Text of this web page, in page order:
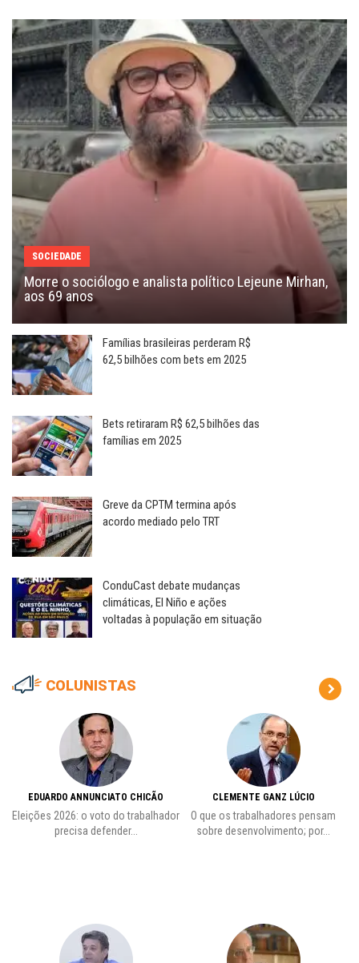
SOCIEDADE
Morre o sociólogo e analista político Lejeune Mirhan,
aos 69 anos
Famílias brasileiras perderam R$
62,5 bilhões com bets em 2025
Bets retiraram R$ 62,5 bilhões das
famílias em 2025
Greve da CPTM termina após
acordo mediado pelo TRT
ConduCast debate mudanças
climáticas, El Niño e ações
voltadas à população em situação
COLUNISTAS
EDUARDO ANNUNCIATO CHICÃO
Eleições 2026: o voto do trabalhador
precisa defender...
CLEMENTE GANZ LÚCIO
O que os trabalhadores pensam
sobre desenvolvimento; por...